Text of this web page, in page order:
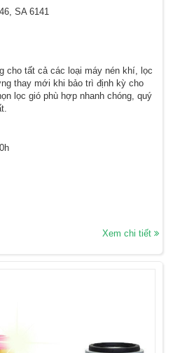
SA 6141
cho tất cả các loại máy nén khí, lọc
thay mới khi bảo trì định kỳ cho
lọc gió phù hợp nhanh chóng, quý
Xem chi tiết